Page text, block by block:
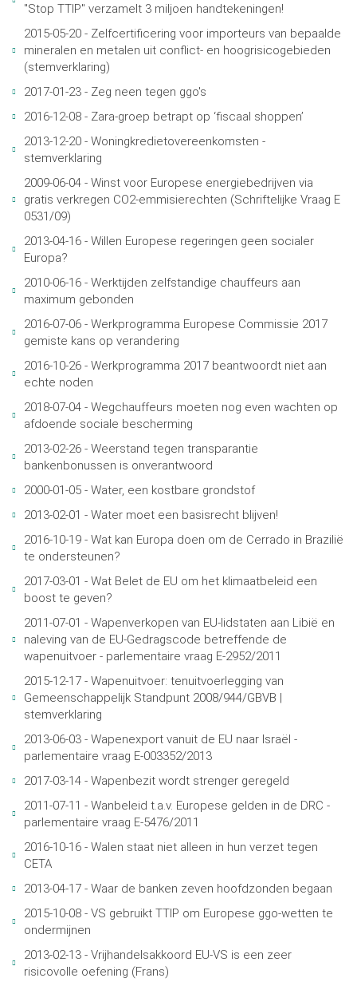
"Stop TTIP" verzamelt 3 miljoen handtekeningen!
2015-05-20 - Zelfcertificering voor importeurs van bepaalde
mineralen en metalen uit conflict- en hoogrisicogebieden
(stemverklaring)
2017-01-23 - Zeg neen tegen ggo's
2016-12-08 - Zara-groep betrapt op ‘fiscaal shoppen’
2013-12-20 - Woningkredietovereenkomsten -
stemverklaring
2009-06-04 - Winst voor Europese energiebedrijven via
gratis verkregen CO2-emmisierechten (Schriftelijke Vraag E
0531/09)
2013-04-16 - Willen Europese regeringen geen socialer
Europa?
2010-06-16 - Werktijden zelfstandige chauffeurs aan
maximum gebonden
2016-07-06 - Werkprogramma Europese Commissie 2017
gemiste kans op verandering
2016-10-26 - Werkprogramma 2017 beantwoordt niet aan
echte noden
2018-07-04 - Wegchauffeurs moeten nog even wachten op
afdoende sociale bescherming
2013-02-26 - Weerstand tegen transparantie
bankenbonussen is onverantwoord
2000-01-05 - Water, een kostbare grondstof
2013-02-01 - Water moet een basisrecht blijven!
2016-10-19 - Wat kan Europa doen om de Cerrado in Brazilië
te ondersteunen?
2017-03-01 - Wat Belet de EU om het klimaatbeleid een
boost te geven?
2011-07-01 - Wapenverkopen van EU-lidstaten aan Libië en
naleving van de EU-Gedragscode betreffende de
wapenuitvoer - parlementaire vraag E-2952/2011
2015-12-17 - Wapenuitvoer: tenuitvoerlegging van
Gemeenschappelijk Standpunt 2008/944/GBVB |
stemverklaring
2013-06-03 - Wapenexport vanuit de EU naar Israël -
parlementaire vraag E-003352/2013
2017-03-14 - Wapenbezit wordt strenger geregeld
2011-07-11 - Wanbeleid t.a.v. Europese gelden in de DRC -
parlementaire vraag E-5476/2011
2016-10-16 - Walen staat niet alleen in hun verzet tegen
CETA
2013-04-17 - Waar de banken zeven hoofdzonden begaan
2015-10-08 - VS gebruikt TTIP om Europese ggo-wetten te
ondermijnen
2013-02-13 - Vrijhandelsakkoord EU-VS is een zeer
risicovolle oefening (Frans)